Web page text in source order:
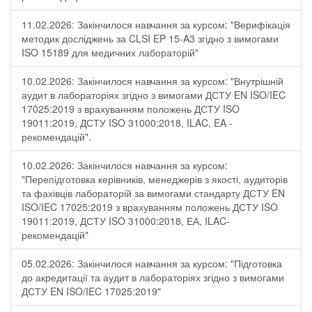
11.02.2026: Закінчилося навчання за курсом: "Верифікація
методик досліджень за CLSI EP 15-A3 згідно з вимогами
ISO 15189 для медичних лабораторій"
10.02.2026: Закінчилося навчання за курсом: "Внутрішній
аудит в лабораторіях згідно з вимогами ДСТУ EN ISO/IEC
17025:2019 з врахуванням положень ДСТУ ISO
19011:2019, ДСТУ ISO 31000:2018, ILAC, EA -
рекомендацій".
10.02.2026: Закінчилося навчання за курсом:
"Перепідготовка керівників, менеджерів з якості, аудиторів
та фахівців лабораторій за вимогами стандарту ДСТУ EN
ISO/IEC 17025:2019 з врахуванням положень ДСТУ ISO
19011:2019, ДСТУ ISO 31000:2018, ЕА, ILAC-
рекомендацій"
05.02.2026: Закінчилося навчання за курсом: "Підготовка
до акредитації та аудит в лабораторіях згідно з вимогами
ДСТУ EN ISO/IEC 17025:2019"